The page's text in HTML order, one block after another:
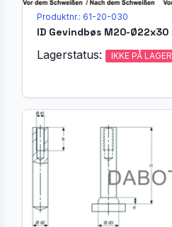
Produktnr.: 61-20-030
Lagerstatus: IKKE PÅ LAGER